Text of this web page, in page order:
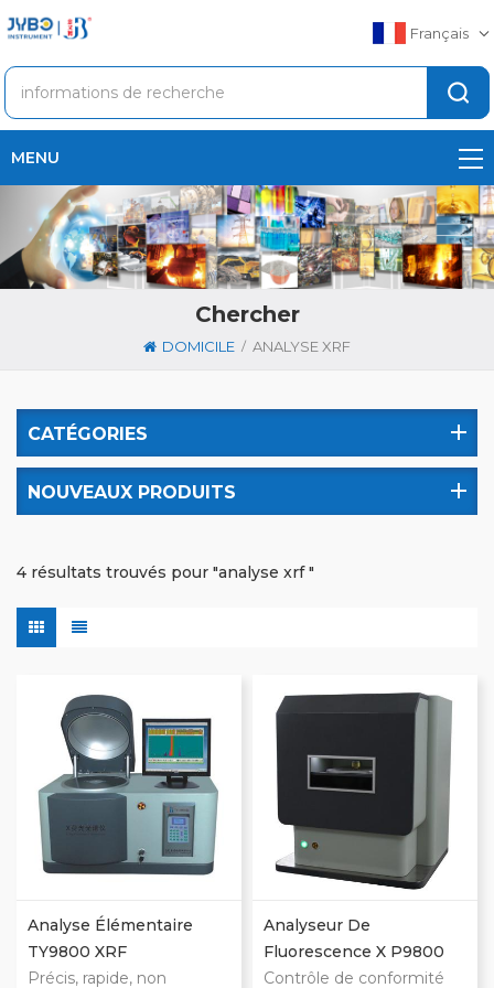
Français
MENU
Chercher
DOMICILE / ANALYSE XRF
CATÉGORIES
NOUVEAUX PRODUITS
4 résultats trouvés pour "analyse xrf "
Analyse Élémentaire
TY9800 XRF
Précis, rapide, non
Analyseur De
Fluorescence X P9800
Contrôle de conformité